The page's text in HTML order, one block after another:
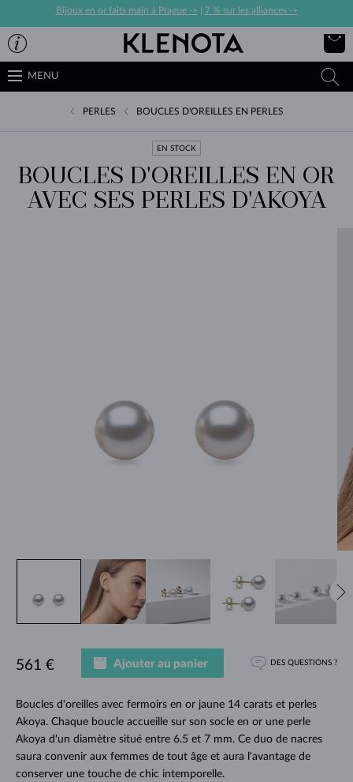
Bijoux en or faits main à Prague -> 7 % sur les alliances ->
MENU
PERLES BOUCLES D'OREILLES EN PERLES
EN STOCK
BOUCLES D'OREILLES EN OR
AVEC SES PERLES D'AKOYA
Boucles d'oreilles avec fermoirs en or jaune 14 carats et perles
Akoya. Chaque boucle accueille sur son socle en or une perle
Akoya d'un diamètre situé entre 6.5 et 7 mm. Ce duo de nacres
saura convenir aux femmes de tout âge et aura l'avantage de
conserver une touche de chic intemporelle.
561 € Ajouter au panier DES QUESTIONS ?